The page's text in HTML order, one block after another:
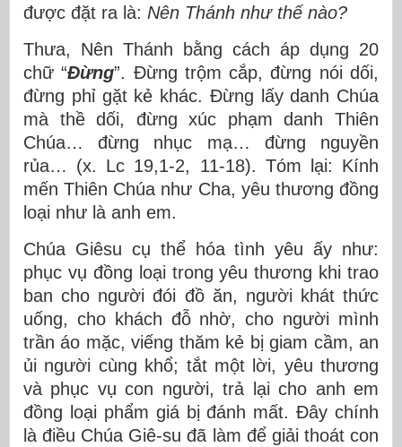
được đặt ra là: Nên Thánh như thế nào?
Thưa, Nên Thánh bằng cách áp dụng 20
chữ “Đừng”. Đừng trộm cắp, đừng nói dối,
đừng phỉ gặt kẻ khác. Đừng lấy danh Chúa
mà thề dối, đừng xúc phạm danh Thiên
Chúa… đừng nhục mạ… đừng nguyền
rủa… (x. Lc 19,1-2, 11-18). Tóm lại: Kính
mến Thiên Chúa như Cha, yêu thương đồng
loại như là anh em.
Chúa Giêsu cụ thể hóa tình yêu ấy như:
phục vụ đồng loại trong yêu thương khi trao
ban cho người đói đồ ăn, người khát thức
uống, cho khách đỗ nhờ, cho người mình
trần áo mặc, viếng thăm kẻ bị giam cầm, an
ủi người cùng khổ; tắt một lời, yêu thương
và phục vụ con người, trả lại cho anh em
đồng loại phẩm giá bị đánh mất. Đây chính
là điều Chúa Giê-su đã làm để giải thoát con